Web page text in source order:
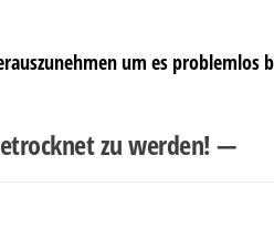
um es problemlos
zu werden! —